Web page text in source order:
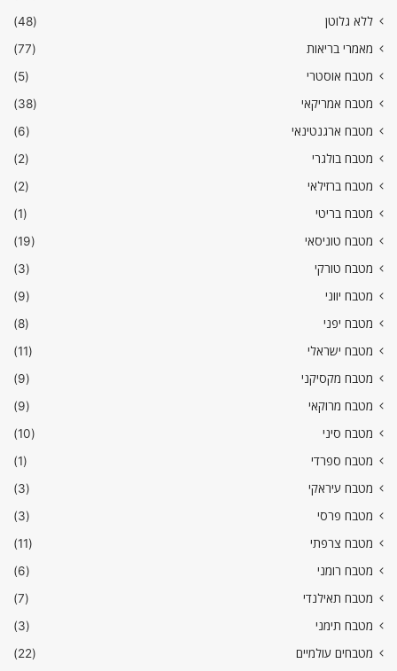
ללא גלוטן
(48)
מאמרי בריאות
(77)
מטבח אוסטרי
(5)
מטבח אמריקאי
(38)
מטבח ארגנטינאי
(6)
מטבח בולגרי
(2)
מטבח ברזילאי
(2)
מטבח בריטי
(1)
מטבח טוניסאי
(19)
מטבח טורקי
(3)
מטבח יווני
(9)
מטבח יפני
(8)
מטבח ישראלי
(11)
מטבח מקסיקני
(9)
מטבח מרוקאי
(9)
מטבח סיני
(10)
מטבח ספרדי
(1)
מטבח עיראקי
(3)
מטבח פרסי
(3)
מטבח צרפתי
(11)
מטבח רומני
(6)
מטבח תאילנדי
(7)
מטבח תימני
(3)
מטבחים עולמיים
(22)